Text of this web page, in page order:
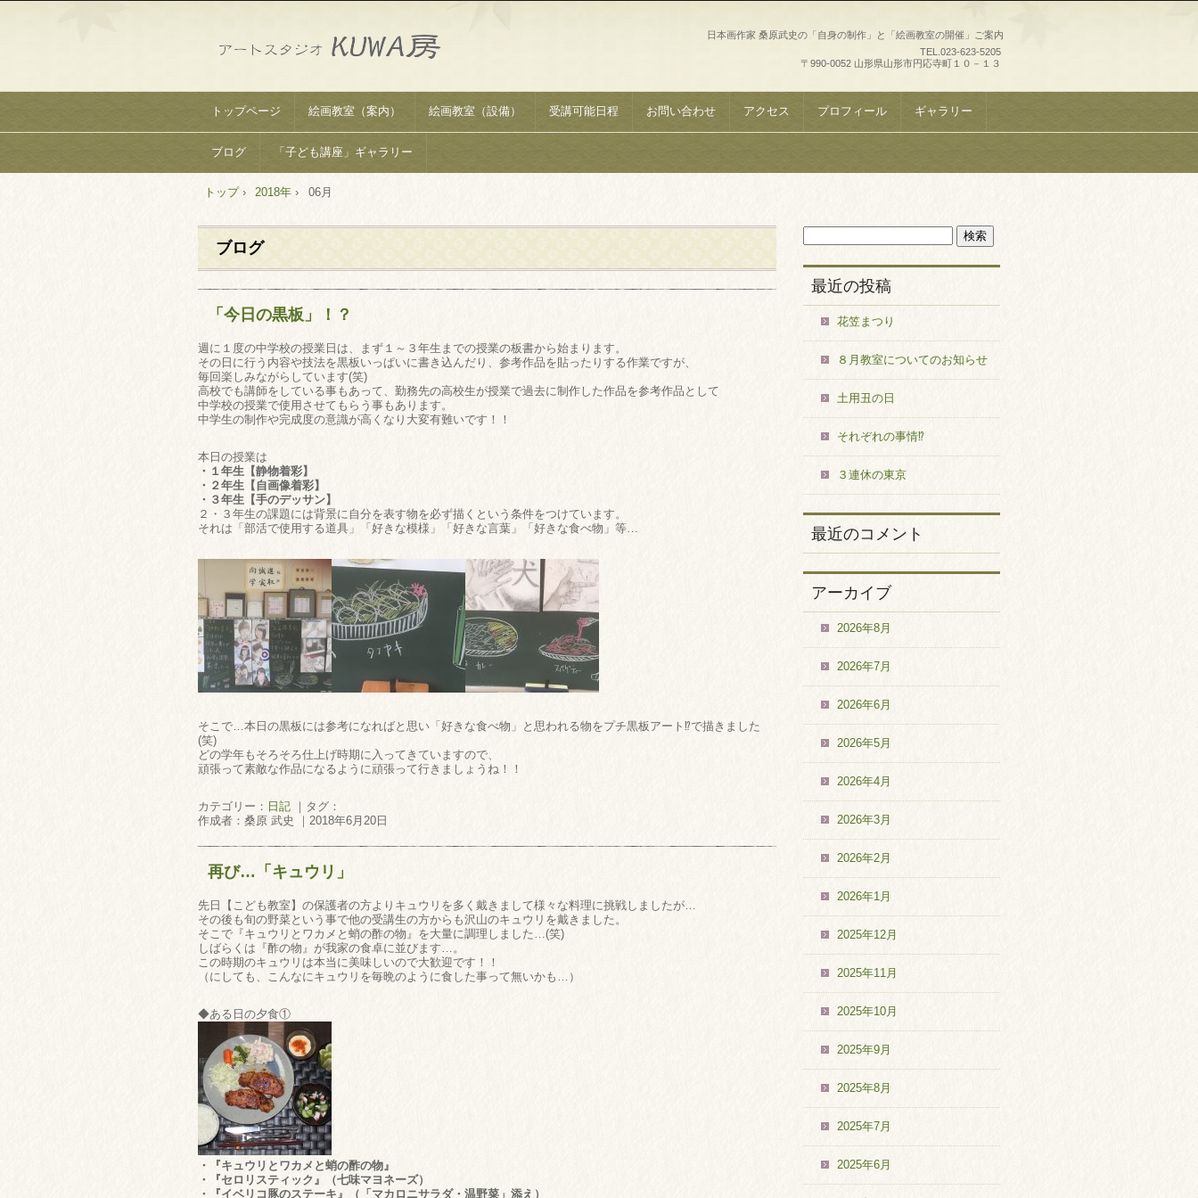
日本画作家 桑原武史の「自身の制作」と「絵画教室の開催」ご案内
TEL. 023-623-5205
〒990-0052 山形県山形市円応寺町１０－１３
トップページ 絵画教室（案内） 絵画教室（設備） 受講可能日程 お問い合わせ アクセス プロフィール ギャラリー
ブログ 「子ども講座」ギャラリー
トップ› 2018年 › 06月
ブログ
「今日の黒板」！？
週に１度の中学校の授業日は、まず１～３年生までの授業の板書から始まります。
その日に行う内容や技法を黒板いっぱいに書き込んだり、参考作品を貼ったりする作業ですが、
毎回楽しみながらしています(笑)
高校でも講師をしている事もあって、勤務先の高校生が授業で過去に制作した作品を参考作品として
中学校の授業で使用させてもらう事もあります。
中学生の制作や完成度の意識が高くなり大変有難いです！！
本日の授業は
・１年生【静物着彩】
・２年生【自画像着彩】
・３年生【手のデッサン】
２・３年生の課題には背景に自分を表す物を必ず描くという条件をつけています。
それは「部活で使用する道具」「好きな模様」「好きな言葉」「好きな食べ物」等…
そこで…本日の黒板には参考になればと思い「好きな食べ物」と思われる物をプチ黒板アート⁉で描きました
(笑)
どの学年もそろそろ仕上げ時期に入ってきていますので、
頑張って素敵な作品になるように頑張って行きましょうね！！
カテゴリー： 日記 ｜タグ：
作成者：桑原 武史 ｜2018年6月20日
再び…「キュウリ」
先日【こども教室】の保護者の方よりキュウリを多く戴きまして様々な料理に挑戦しましたが…
その後も旬の野菜という事で他の受講生の方からも沢山のキュウリを戴きました。
そこで『キュウリとワカメと蛸の酢の物』を大量に調理しました…(笑)
しばらくは『酢の物』が我家の食卓に並びます…。
この時期のキュウリは本当に美味しいので大歓迎です！！
（にしても、こんなにキュウリを毎晩のように食した事って無いかも…）
◆ある日の夕食①
・『キュウリとワカメと蛸の酢の物』
・『セロリスティック』（七味マヨネーズ）
・『イベリコ豚のステーキ』（「マカロニサラダ・温野菜」添え）
最近の投稿
花笠まつり
８月教室についてのお知らせ
土用丑の日
それぞれの事情⁉
３連休の東京
最近のコメント
アーカイブ
2026年8月
2026年7月
2026年6月
2026年5月
2026年4月
2026年3月
2026年2月
2026年1月
2025年12月
2025年11月
2025年10月
2025年9月
2025年8月
2025年7月
2025年6月